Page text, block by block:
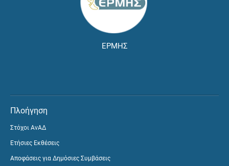
ΕΡΜΗΣ
Πλοήγηση
Στόχοι ΑνΑΔ
Ετήσιες Εκθέσεις
Αποφάσεις για Δημόσιες Συμβάσεις